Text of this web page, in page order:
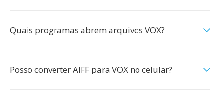
Quais programas abrem arquivos VOX?
Posso converter AIFF para VOX no celular?